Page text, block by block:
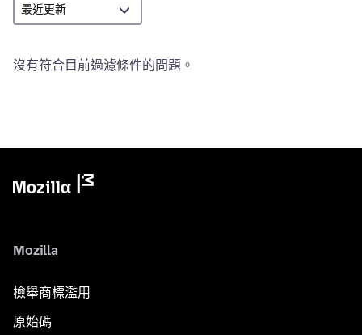
沒有符合目前過濾條件的問題。
Mozilla
檢舉商標濫用
原始碼